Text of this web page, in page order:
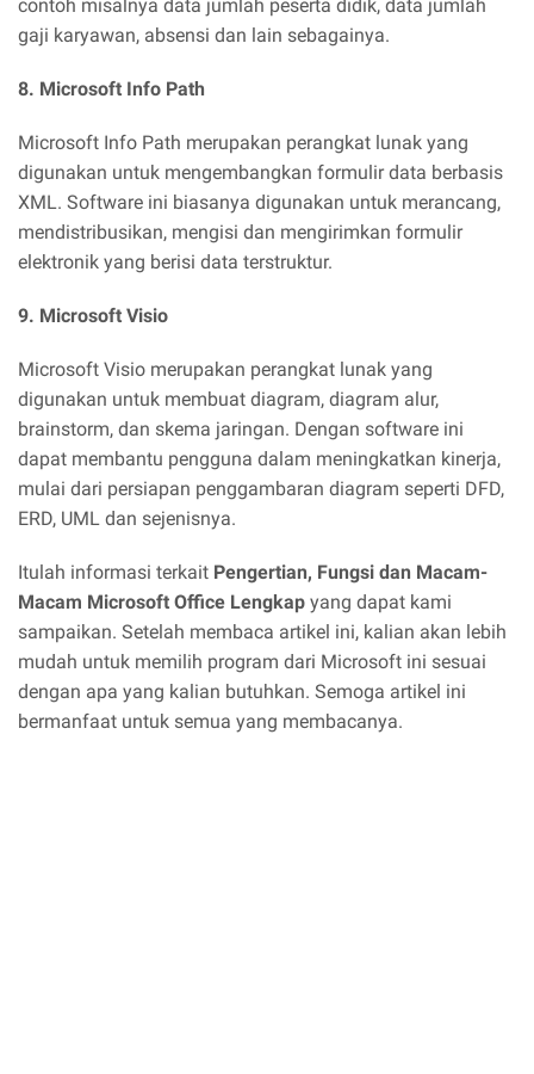
contoh misalnya data jumlah peserta didik, data jumlah
gaji karyawan, absensi dan lain sebagainya.
8. Microsoft Info Path
Microsoft Info Path merupakan perangkat lunak yang
digunakan untuk mengembangkan formulir data berbasis
XML. Software ini biasanya digunakan untuk merancang,
mendistribusikan, mengisi dan mengirimkan formulir
elektronik yang berisi data terstruktur.
9. Microsoft Visio
Microsoft Visio merupakan perangkat lunak yang
digunakan untuk membuat diagram, diagram alur,
brainstorm, dan skema jaringan. Dengan software ini
dapat membantu pengguna dalam meningkatkan kinerja,
mulai dari persiapan penggambaran diagram seperti DFD,
ERD, UML dan sejenisnya.
Itulah informasi terkait Pengertian, Fungsi dan Macam-
Macam Microsoft Office Lengkap yang dapat kami
sampaikan. Setelah membaca artikel ini, kalian akan lebih
mudah untuk memilih program dari Microsoft ini sesuai
dengan apa yang kalian butuhkan. Semoga artikel ini
bermanfaat untuk semua yang membacanya.